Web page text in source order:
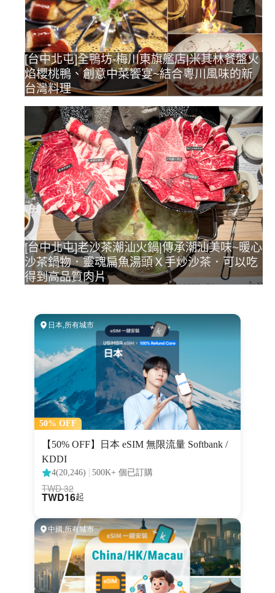
[台中北屯]全鴨坊-梅川東旗艦店|米其林餐盤火
焰櫻桃鴨、創意中菜饗宴~結合粵川風味的新
台灣料理
[台中北屯]老沙茶潮汕火鍋|傳承潮汕美味~暖心
沙茶鍋物．靈魂扁魚湯頭Ｘ手炒沙茶．可以吃
得到高品質肉片